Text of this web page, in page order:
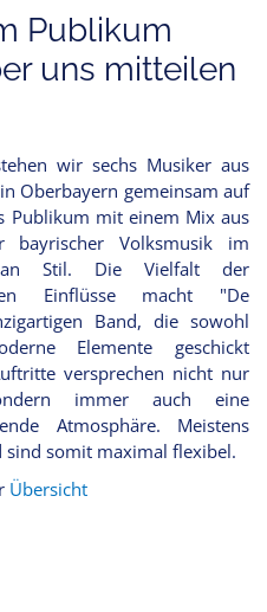
Publikum
uns mitteilen
wir sechs Musiker aus
Oberbayern gemeinsam auf
Publikum mit einem Mix aus
bayrischer Volksmusik im
Stil. Die Vielfalt der
Einflüsse macht "De
Band, die sowohl
Elemente geschickt
versprechen nicht nur
immer auch eine
Atmosphäre. Meistens
somit maximal flexibel.
Übersicht